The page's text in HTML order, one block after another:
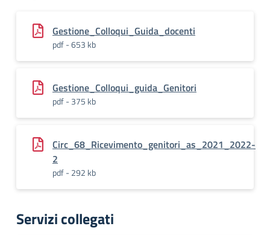
Gestione_Colloqui_Guida_docenti
pdf - 653 kb
Gestione_Colloqui_guida_Genitori
pdf - 375 kb
Circ_68_Ricevimento_genitori_as_2021_2022-
2
pdf - 292 kb
Servizi collegati